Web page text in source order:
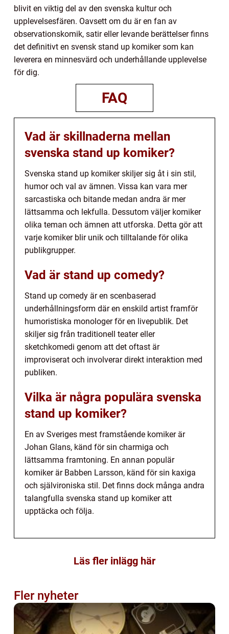
blivit en viktig del av den svenska kultur och
upplevelsesfären. Oavsett om du är en fan av
observationskomik, satir eller levande berättelser finns
det definitivt en svensk stand up komiker som kan
leverera en minnesvärd och underhållande upplevelse
för dig.
FAQ
Vad är skillnaderna mellan
svenska stand up komiker?
Svenska stand up komiker skiljer sig åt i sin stil,
humor och val av ämnen. Vissa kan vara mer
sarcastiska och bitande medan andra är mer
lättsamma och lekfulla. Dessutom väljer komiker
olika teman och ämnen att utforska. Detta gör att
varje komiker blir unik och tilltalande för olika
publikgrupper.
Vad är stand up comedy?
Stand up comedy är en scenbaserad
underhållningsform där en enskild artist framför
humoristiska monologer för en livepublik. Det
skiljer sig från traditionell teater eller
sketchkomedi genom att det oftast är
improviserat och involverar direkt interaktion med
publiken.
Vilka är några populära svenska
stand up komiker?
En av Sveriges mest framstående komiker är
Johan Glans, känd för sin charmiga och
lättsamma framtoning. En annan populär
komiker är Babben Larsson, känd för sin kaxiga
och självironiska stil. Det finns dock många andra
talangfulla svenska stand up komiker att
upptäcka och följa.
Läs fler inlägg här
Fler nyheter